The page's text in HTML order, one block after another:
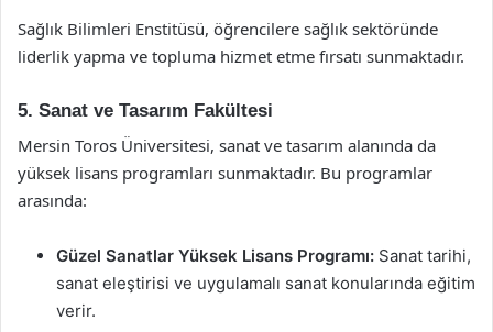
Sağlık Bilimleri Enstitüsü, öğrencilere sağlık sektöründe
liderlik yapma ve topluma hizmet etme fırsatı sunmaktadır.
5. Sanat ve Tasarım Fakültesi
Mersin Toros Üniversitesi, sanat ve tasarım alanında da
yüksek lisans programları sunmaktadır. Bu programlar
arasında:
Güzel Sanatlar Yüksek Lisans Programı: Sanat tarihi,
sanat eleştirisi ve uygulamalı sanat konularında eğitim
verir.